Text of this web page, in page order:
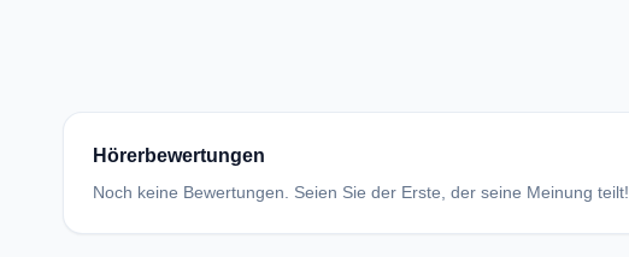
Hörerbewertungen
Noch keine Bewertungen. Seien Sie der Erste, der seine Meinung teilt!